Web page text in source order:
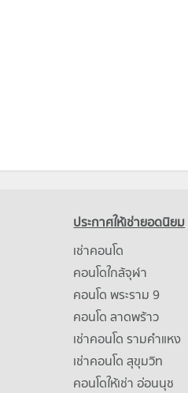
ประกาศให้เช่ายอดนิยม
เช่าคอนโด
คอนโดใกล้จุฬา
คอนโด พระราม 9
คอนโด ลาดพร้าว
เช่าคอนโด รามคําแหง
เช่าคอนโด สุขุมวิท
คอนโดให้เช่า อ่อนนุช